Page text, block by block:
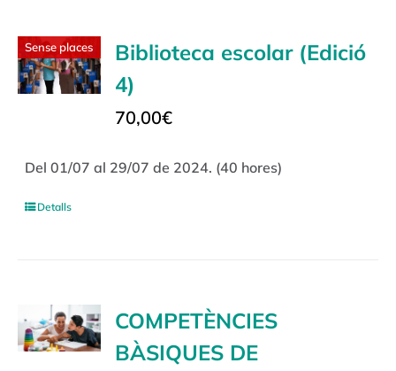
Sense places
Biblioteca escolar (Edició
4)
70,00€
Del 01/07 al 29/07 de 2024. (40 hores)
Detalls
COMPETÈNCIES
BÀSIQUES DE